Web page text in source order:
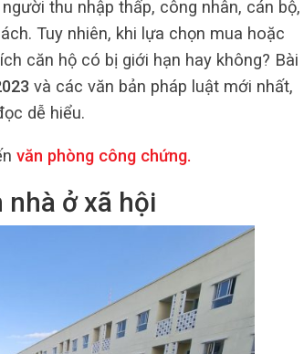
thu nhập thấp, công nhân, cán bộ,
Tuy nhiên, khi lựa chọn mua hoặc
căn hộ có bị giới hạn hay không? Bài
và các văn bản pháp luật mới nhất,
dễ hiểu.
văn phòng công chứng.
nhà ở xã hội